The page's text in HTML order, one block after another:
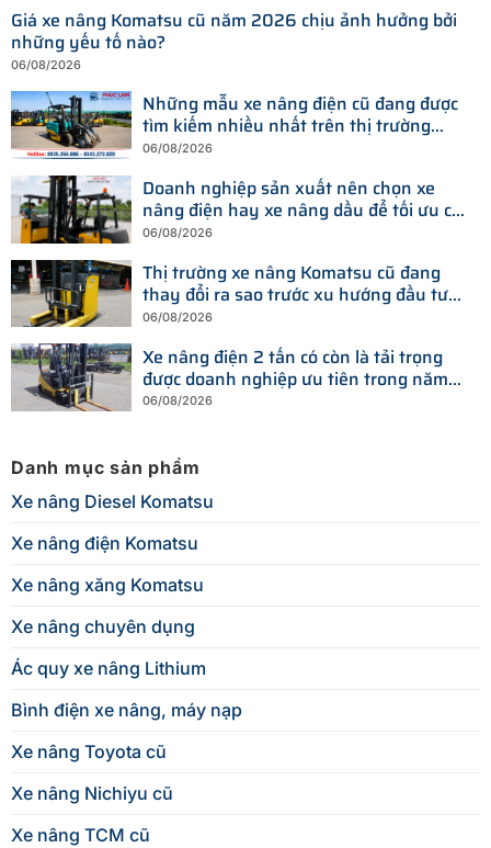
Giá xe nâng Komatsu cũ năm 2026 chịu ảnh hưởng bởi
những yếu tố nào?
06/08/2026
Những mẫu xe nâng điện cũ đang được
tìm kiếm nhiều nhất trên thị trường
hiện nay
06/08/2026
Doanh nghiệp sản xuất nên chọn xe
nâng điện hay xe nâng dầu để tối ưu chi
phí?
06/08/2026
Thị trường xe nâng Komatsu cũ đang
thay đổi ra sao trước xu hướng đầu tư
thiết bị mới?
06/08/2026
Xe nâng điện 2 tấn có còn là tải trọng
được doanh nghiệp ưu tiên trong năm
2026?
06/08/2026
Danh mục sản phẩm
Xe nâng Diesel Komatsu
Xe nâng điện Komatsu
Xe nâng xăng Komatsu
Xe nâng chuyên dụng
Ác quy xe nâng Lithium
Bình điện xe nâng, máy nạp
Xe nâng Toyota cũ
Xe nâng Nichiyu cũ
Xe nâng TCM cũ